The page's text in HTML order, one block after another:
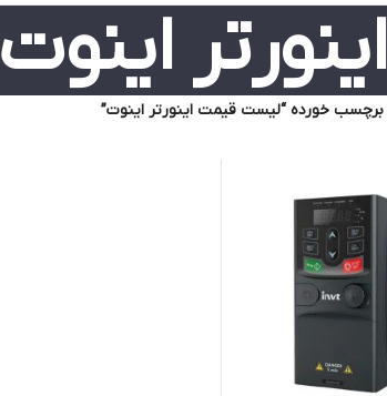
اینوت
خورده “لیست قیمت اینورتر اینوت”